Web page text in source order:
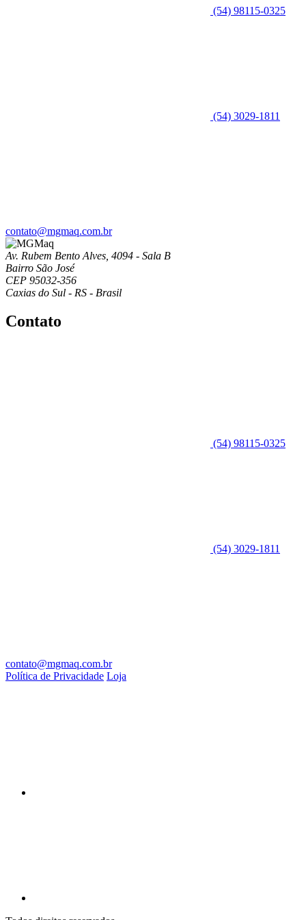
(54) 98115-0325
(54) 3029-1811
contato@mgmaq.com.br
Av. Rubem Bento Alves, 4094 - Sala B
Bairro São José
CEP 95032-356
Caxias do Sul - RS - Brasil
Contato
(54) 98115-0325
(54) 3029-1811
contato@mgmaq.com.br
Política de Privacidade Loja